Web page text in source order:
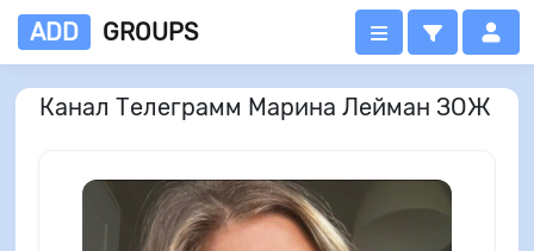
ADD GROUPS
Канал Телеграмм Марина Лейман ЗОЖ